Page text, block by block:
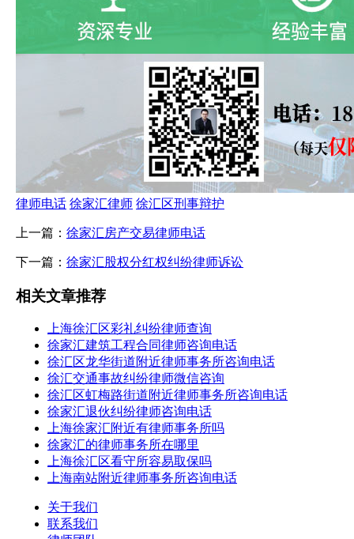
律师电话 徐家汇律师 徐汇区刑事辩护
上一篇： 徐家汇房产交易律师电话
下一篇： 徐家汇股权分红权纠纷律师诉讼
相关文章推荐
上海徐汇区彩礼纠纷律师查询
徐家汇建筑工程合同律师咨询电话
徐汇区龙华街道附近律师事务所咨询电话
徐汇交通事故纠纷律师微信咨询
徐汇区虹梅路街道附近律师事务所咨询电话
徐家汇退伙纠纷律师咨询电话
上海徐家汇附近有律师事务所吗
徐家汇的律师事务所在哪里
上海徐汇区看守所容易取保吗
上海南站附近律师事务所咨询电话
关于我们
联系我们